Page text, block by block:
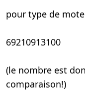
pour type de
69210913100
(le nombre est
comparaison!)